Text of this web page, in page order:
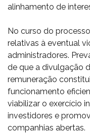
alinhamento de
No curso do
relativas à eventual
administradores.
de que a divulgação
remuneração
funcionamento
viabilizar o exercício
investidores e
companhias abertas.